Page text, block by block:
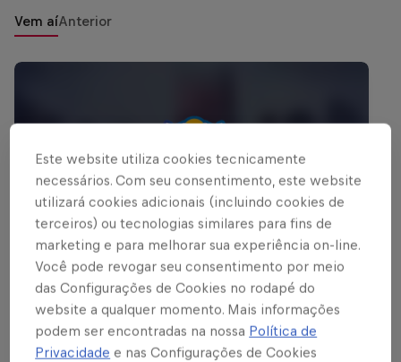
Vem aíAnterior
Red Bull Dance Your Style Portugal
2026
Este website utiliza cookies tecnicamente
necessários. Com seu consentimento, este website
utilizará cookies adicionais (incluindo cookies de
terceiros) ou tecnologias similares para fins de
marketing e para melhorar sua experiência on-line.
Você pode revogar seu consentimento por meio
das Configurações de Cookies no rodapé do
website a qualquer momento. Mais informações
podem ser encontradas na nossa Política de
Privacidade e nas Configurações de Cookies